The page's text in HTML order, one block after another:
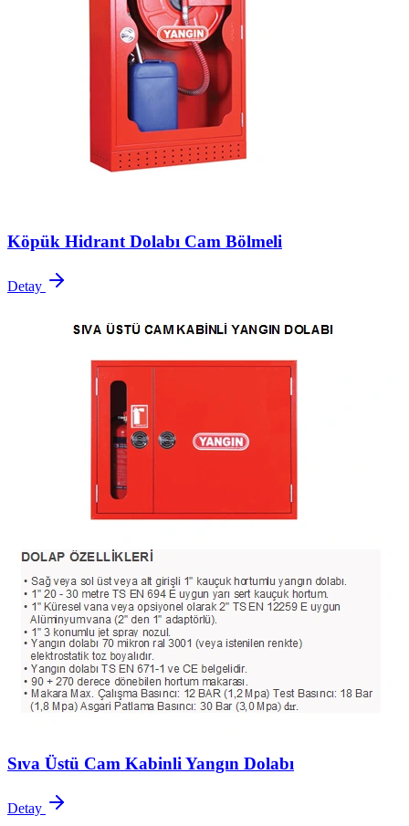
Köpük Hidrant Dolabı Cam Bölmeli
Detay
Sıva Üstü Cam Kabinli Yangın Dolabı
Detay